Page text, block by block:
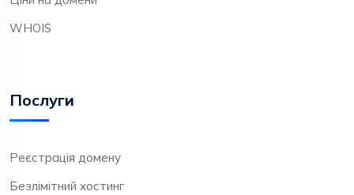
WHOIS
Послуги
Реєстрація домену
Безлімітний хостинг